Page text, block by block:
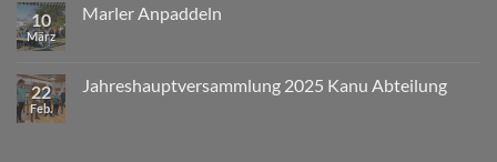
10
März
Marler Anpaddeln
22
Feb.
Jahreshauptversammlung 2025 Kanu Abteilung